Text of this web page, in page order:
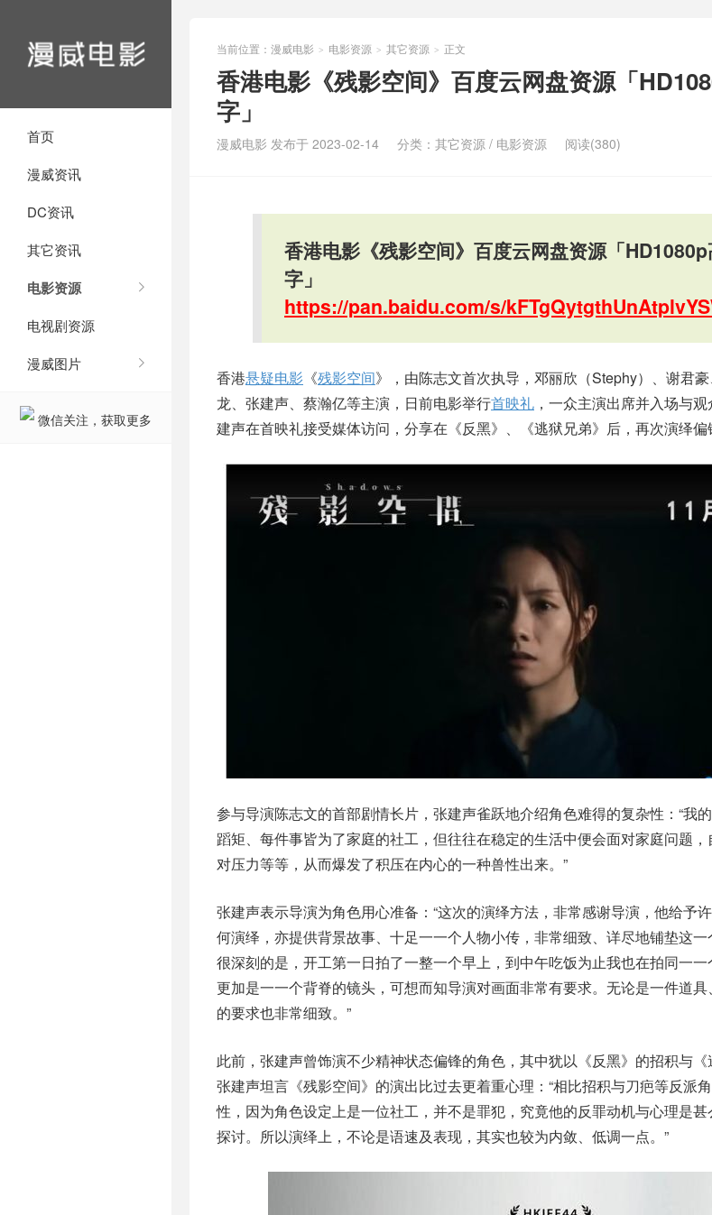
首页
漫威资讯
DC资讯
其它资讯
电影资源
电视剧资源
漫威图片
微信关注，获取更多
当前位置： 漫威电影 > 电影资源 > 其它资源 > 正文
香港电影《残影空间》百度云网盘资源「
字」
漫威电影 发布于 2023-02-14 分类： 其它资源 / 电影资源 阅读(380)
香港电影《残影空间》百度云网盘资源「
字」
https://pan.baidu.com/s/
香港悬疑电影 《残影空间》，由陈志文首次执导，邓丽欣（Stephy）、谢君
龙、张建声、蔡瀚亿等主演，日前电影举行首映礼 ，一众主演出席并入场与
建声在首映礼接受媒体访问，分享在《反黑》、《逃狱兄弟》后，再次演绎偏
参与导演陈志文的首部剧情长片，张建声雀跃地介绍角色难得的复杂性：“我
蹈矩、每件事皆为了家庭的社工，但往往在稳定的生活中便会面对家庭问题
对压力等等，从而爆发了积压在内心的一种兽性出来。”
张建声表示导演为角色用心准备：“这次的演绎方法，非常感谢导演，他给予
何演绎，亦提供背景故事、十足一一个人物小传，非常细致、详尽地铺垫这一
很深刻的是，开工第一日拍了一整一个早上，到中午吃饭为止我也在拍同一一
更加是一一个背脊的镜头，可想而知导演对画面非常有要求。无论是一件道
的要求也非常细致。”
此前，张建声曾饰演不少精神状态偏锋的角色，其中犹以《反黑》的招积与《
张建声坦言《残影空间》的演出比过去更着重心理：“相比招积与刀疤等反派
性，因为角色设定上是一位社工，并不是罪犯，究竟他的反罪动机与心理是
探讨。所以演绎上，不论是语速及表现，其实也较为内敛、低调一点。”